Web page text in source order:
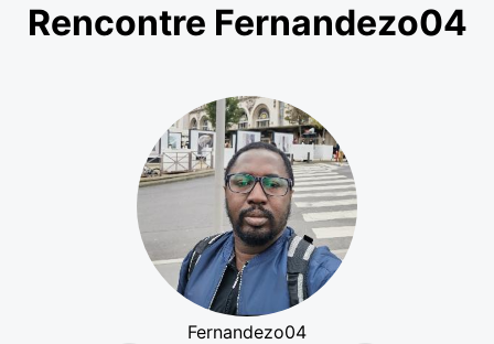
Rencontre Fernandezo04
Fernandezo04